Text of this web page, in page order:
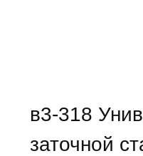
в3-318
заточной